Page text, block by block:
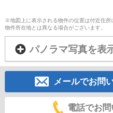
※地図上に表示される物件の位置は付近住
物件所在地とは異なる場合がございます。
パノラマ写真を表
メールでお問
電話でお